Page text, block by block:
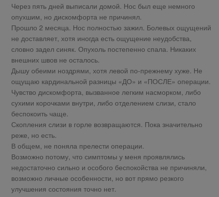
Через пять дней выписали домой. Нос был еще немного
опухшим, но дискомфорта не причинял.
Прошло 2 месяца. Нос полностью зажил. Болевых ощущений
не доставляет, хотя иногда есть ощущение неудобства,
словно задел синяк. Опухоль постепенно спала. Никаких
внешних швов не осталось.
Дышу обеими ноздрями, хотя левой по-прежнему хуже. Не
ощущаю кардинальной разницы «ДО» и «ПОСЛЕ» операции.
Чувство дискомфорта, вызванное легким насморком, либо
сухими корочками внутри, либо отделением слизи, стало
беспокоить чаще.
Скопления слизи в горле возвращаются. Пока значительно
реже, но есть.
В общем, не поняла прелести операции.
Возможно потому, что симптомы у меня проявлялись
недостаточно сильно и особого беспокойства не причиняли,
возможно личные особенности, но вот прямо резкого
улучшения состояния точно нет.